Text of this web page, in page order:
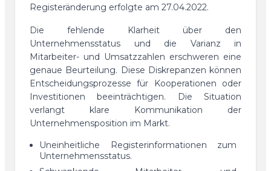
Registeränderung erfolgte am 27.04.2022.
Die fehlende Klarheit über den
Unternehmensstatus und die Varianz in
Mitarbeiter- und Umsatzzahlen erschweren eine
genaue Beurteilung. Diese Diskrepanzen können
Entscheidungsprozesse für Kooperationen oder
Investitionen beeinträchtigen. Die Situation
verlangt klare Kommunikation der
Unternehmensposition im Markt.
Uneinheitliche Registerinformationen zum
Unternehmensstatus.